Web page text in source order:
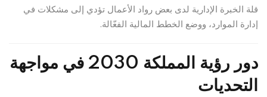
قلة الخبرة الإدارية لدى بعض رواد الأعمال تؤدي إلى مشكلات في
إدارة الموارد، ووضع الخطط المالية الفعّالة.
دور رؤية المملكة 2030 في مواجهة
التحديات